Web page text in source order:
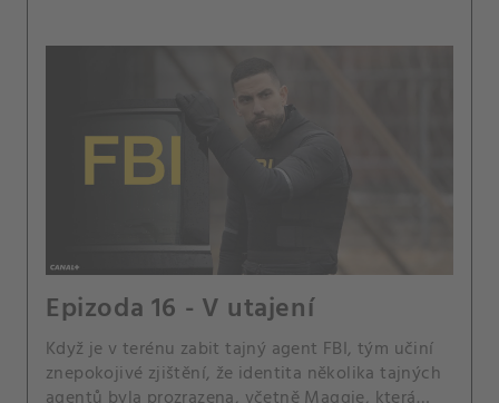
Epizoda 16 - V utajení
Když je v terénu zabit tajný agent FBI, tým učiní
znepokojivé zjištění, že identita několika tajných